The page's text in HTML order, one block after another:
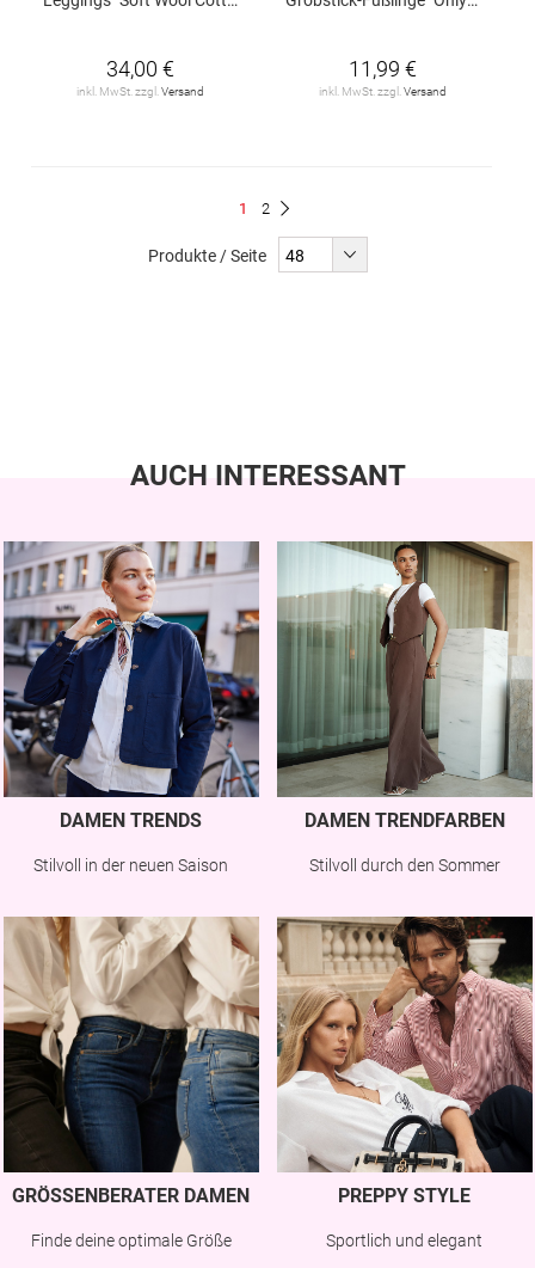
34,00 €
inkl. MwSt. zzgl. Versand
11,99 €
inkl. MwSt. zzgl. Versand
Du
gerade
1 Seite
2
Produkte / Seite
AUCH INTERESSANT
DAMEN TRENDS
Stilvoll in der neuen Saison
DAMEN TRENDFARBEN
Stilvoll durch den Sommer
GRÖSSENBERATER DAMEN
Finde deine optimale Größe
PREPPY STYLE
Sportlich und elegant